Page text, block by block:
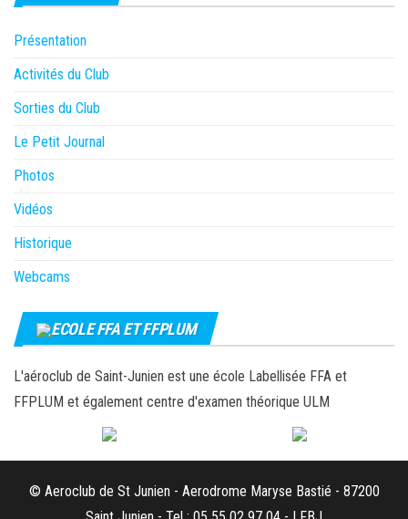
Présentation
Activités du Club
Sorties du Club
Le Petit Journal
Photos
Vidéos
Historique
Webcams
ECOLE FFA ET FFPLUM
L'aéroclub de Saint-Junien est une école Labellisée FFA et
FFPLUM et également centre d'examen théorique ULM
© Aeroclub de St Junien - Aerodrome Maryse Bastié - 87200